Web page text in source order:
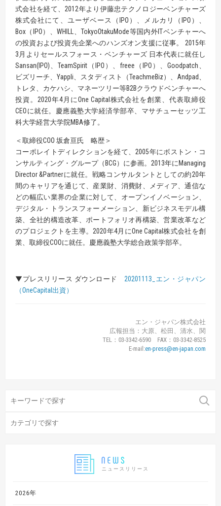
ニュースリリース
2026年
式会社を経て、2012年より伊藤忠テクノロジーベンチャーズ
株式会社にて、ユーザベース（IPO）、メルカリ（IPO）、
Box（IPO）、WHILL、TokyoOtakuMode等国内外ITベンチャーへ
の投資および投資先企業へのハンズオン支援に従事。 2015年
3月よりセールスフォース・ベンチャーズ 日本代表に就任し
Sansan(IPO)、TeamSpirit（IPO）、freee（IPO）、Goodpatch、
ビズリーチ、Yappli、スタディスト（TeachmeBiz）、Andpad、
トレタ、カケハシ、マネーツリー等B2Bクラウドベンチャーへ
投資。2020年4月にOne Capital株式会社を創業、代表取締役
CEOに就任。慶應義塾大学経済学部卒、マサチューセッツ工
科大学経営大学院MBA修了。
＜取締役COO 坂倉亘氏 略歴＞
コーポレイトディレクションを経て、2005年にボストン・コ
ンサルティング・グループ（BCG）に参画。2013年にManaging
Director &Partnerに就任。戦略コンサルタントとしての約20年
間のキャリアを通じて、産業財、消費財、メディア、通信な
どの幅広い業界の企業に対して、オープンイノベーション、
デジタル・トランスフォーメーション、新ビジネスモデル構
築、全社的構造改革、ポートフォリオ再構築、営業改革など
のプロジェクトを主導。2020年4月にOne Capital株式会社を創
業、取締役COOに就任。慶應義塾大学総合政策学部卒。
▼プレスリリース ダウンロード 20201113_エン・ジャパン
（OneCapital出資）
エン・ジャパン株式会社
広報担当：大原、松田、清水、関
TEL：03-3342-6590 FAX：03-3342-8525
E-mail:en-press@en-japan.com